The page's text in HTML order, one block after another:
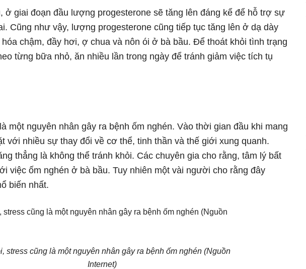
ở giai đoạn đầu lượng progesterone sẽ tăng lên đáng kể để hỗ trợ sự
Cũng như vậy, lượng progesterone cũng tiếp tục tăng lên ở dạ dày
chậm, đầy hơi, ợ chua và nôn ói ở bà bầu. Để thoát khỏi tình trạng
từng bữa nhỏ, ăn nhiều lần trong ngày để tránh giảm việc tích tụ
một nguyên nhân gây ra bệnh ốm nghén. Vào thời gian đầu khi mang
với nhiều sự thay đổi về cơ thể, tinh thần và thế giới xung quanh.
thẳng là không thể tránh khỏi. Các chuyên gia cho rằng, tâm lý bất
việc ốm nghén ở bà bầu. Tuy nhiên một vài người cho rằng đây
biến nhất.
stress cũng là một nguyên nhân gây ra bệnh ốm nghén (Nguồn
Internet)